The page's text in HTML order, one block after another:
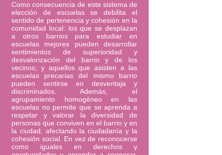
Como consecuencia de este sistema de
elección de escuelas se debilita el
sentido de pertenencia y cohesión en la
comunidad local: los que se desplazan
a otros barrios para estudiar en
escuelas mejores pueden desarrollar
sentimientos de superioridad y
desvalorización del barrio y de los
vecinos; y aquellos que asisten a las
escuelas precarias del mismo barrio
pueden sentirse en desventaja y
discriminados. Además, el
agrupamiento homogéneo en las
escuelas no permite que se aprenda a
respetar y valorar la diversidad de
personas que conviven en el barrio y en
la ciudad, afectando la ciudadanía y la
cohesión social. En vez de reconocerse
como iguales en derechos y